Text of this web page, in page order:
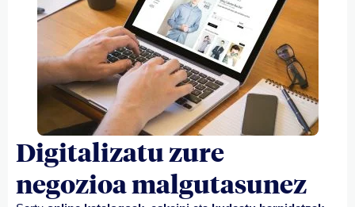
Digitalizatu zure
negozioa malgutasunez